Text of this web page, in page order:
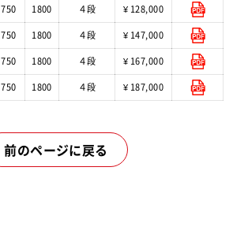
750 1800 ４段
¥ 128,000
750 1800 ４段
¥ 147,000
750 1800 ４段
¥ 167,000
750 1800 ４段 ¥ 187,000
前のページに戻る